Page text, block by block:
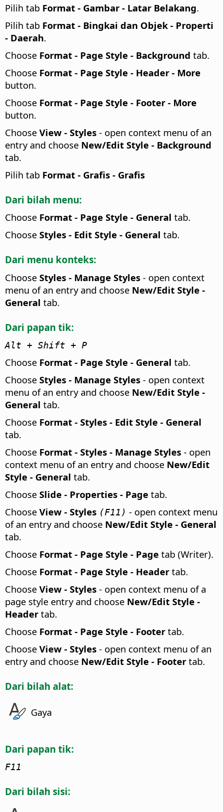
Pilih tab Format - Gambar - Latar Belakang.
Pilih tab Format - Bingkai dan Objek - Properti
- Daerah.
Choose Format - Page Style - Background tab.
Choose Format - Page Style - Header - More
button.
Choose Format - Page Style - Footer - More
button.
Choose View - Styles - open context menu of an
entry and choose New/Edit Style - Background
tab.
Pilih tab Format - Grafis - Grafis
Dari bilah menu:
Choose Format - Page Style - General tab.
Choose Styles - Edit Style - General tab.
Dari menu konteks:
Choose Styles - Manage Styles - open context
menu of an entry and choose New/Edit Style -
General tab.
Dari papan tik:
Alt + Shift + P
Choose Format - Page Style - General tab.
Choose Styles - Manage Styles - open context
menu of an entry and choose New/Edit Style -
General tab.
Choose Format - Styles - Edit Style - General
tab.
Choose Format - Styles - Manage Styles - open
context menu of an entry and choose New/Edit
Style - General tab.
Choose Slide - Properties - Page tab.
Choose View - Styles (F11) - open context menu
of an entry and choose New/Edit Style - General
tab.
Choose Format - Page Style - Page tab (Writer).
Choose Format - Page Style - Header tab.
Choose View - Styles - open context menu of a
page style entry and choose New/Edit Style -
Header tab.
Choose Format - Page Style - Footer tab.
Choose View - Styles - open context menu of an
entry and choose New/Edit Style - Footer tab.
Dari bilah alat:
Gaya
Dari papan tik:
F11
Dari bilah sisi: